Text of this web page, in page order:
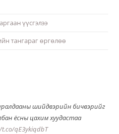
үүсгэлээ
тангараг өргөлөө
шийдвэрийн бичвэрийг
ёсны цахим хуудастаа
qE3ykiqdbT